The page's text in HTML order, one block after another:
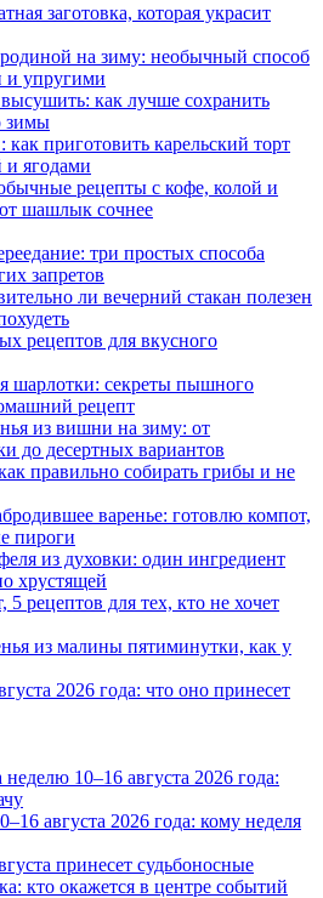
заготовка, которая украсит
на зиму: необычный способ
и упругими
как лучше сохранить
зимы
приготовить карельский торт
и ягодами
рецепты с кофе, колой и
шашлык сочнее
три простых способа
запретов
ли вечерний стакан полезен
рецептов для вкусного
шарлотки: секреты пышного
рецепт
из вишни на зиму: от
до десертных вариантов
правильно собирать грибы и не
варенье: готовлю компот,
пироги
из духовки: один ингредиент
хрустящей
рецептов для тех, кто не хочет
из малины пятиминутки, как у
2026 года: что оно принесет
10–16 августа 2026 года:
августа 2026 года: кому неделя
принесет судьбоносные
кто окажется в центре событий